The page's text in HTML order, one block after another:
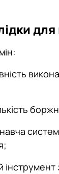
для
інструмент